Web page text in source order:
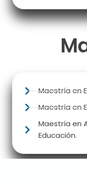
Maestría en
Maestría en
Maestría en
Educación.